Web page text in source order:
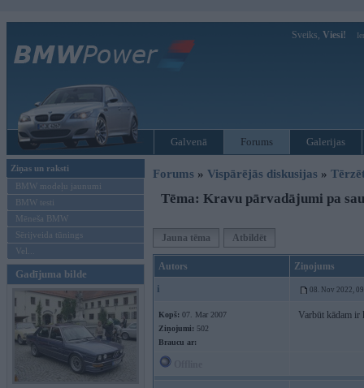
Sveiks, Viesi!
Galvenā Forums Galerijas
Ziņas un raksti
BMW modeļu jaunumi
BMW testi
Mēneša BMW
Sērijveida tūnings
Vel...
Gadījuma bilde
Forums » Vispārējās diskusijas »
Tēma: Kravu pārvadājumi pa
Jauna tēma Atbildēt
Autors Ziņojums
i 08. Nov 2022,
Kopš: 07. Mar 2007
Ziņojumi: 502
Braucu ar:
Varbūt kādam ir